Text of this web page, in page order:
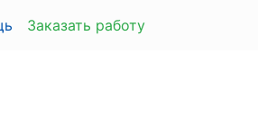
Заказать работу